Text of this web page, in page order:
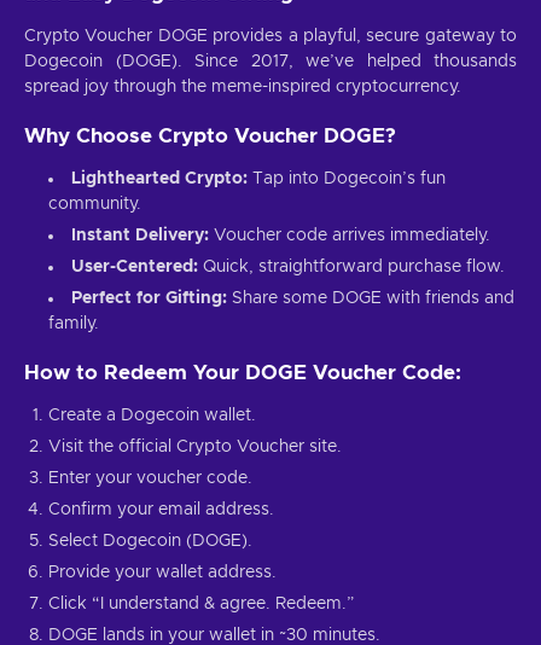
Crypto Voucher DOGE provides a playful, secure gateway to
Dogecoin (DOGE). Since 2017, we’ve helped thousands
spread joy through the meme-inspired cryptocurrency.
Why Choose Crypto Voucher DOGE?
Lighthearted Crypto: Tap into Dogecoin’s fun
community.
Instant Delivery: Voucher code arrives immediately.
User-Centered: Quick, straightforward purchase flow.
Perfect for Gifting: Share some DOGE with friends and
family.
How to Redeem Your DOGE Voucher Code:
Create a Dogecoin wallet.
Visit the official Crypto Voucher site.
Enter your voucher code.
Confirm your email address.
Select Dogecoin (DOGE).
Provide your wallet address.
Click “I understand & agree. Redeem.”
DOGE lands in your wallet in ~30 minutes.